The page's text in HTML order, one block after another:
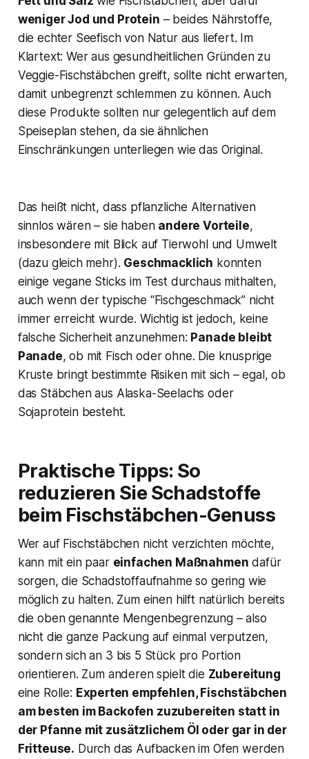
weniger Jod und Protein – beides Nährstoffe,
die echter Seefisch von Natur aus liefert​. Im
Klartext: Wer aus gesundheitlichen Gründen zu
Veggie-Fischstäbchen greift, sollte nicht erwarten,
damit unbegrenzt schlemmen zu können. Auch
diese Produkte sollten nur gelegentlich auf dem
Speiseplan stehen, da sie ähnlichen
Einschränkungen unterliegen wie das Original.
Das heißt nicht, dass pflanzliche Alternativen
sinnlos wären – sie haben andere Vorteile,
insbesondere mit Blick auf Tierwohl und Umwelt
(dazu gleich mehr). Geschmacklich konnten
einige vegane Sticks im Test durchaus mithalten,
auch wenn der typische “Fischgeschmack” nicht
immer erreicht wurde. Wichtig ist jedoch, keine
falsche Sicherheit anzunehmen: Panade bleibt
Panade, ob mit Fisch oder ohne. Die knusprige
Kruste bringt bestimmte Risiken mit sich – egal, ob
das Stäbchen aus Alaska-Seelachs oder
Sojaprotein besteht.
Praktische Tipps: So
reduzieren Sie Schadstoffe
beim Fischstäbchen-Genuss
Wer auf Fischstäbchen nicht verzichten möchte,
kann mit ein paar einfachen Maßnahmen dafür
sorgen, die Schadstoffaufnahme so gering wie
möglich zu halten. Zum einen hilft natürlich bereits
die oben genannte Mengenbegrenzung – also
nicht die ganze Packung auf einmal verputzen,
sondern sich an 3 bis 5 Stück pro Portion
orientieren. Zum anderen spielt die Zubereitung
eine Rolle: Experten empfehlen, Fischstäbchen
am besten im Backofen zuzubereiten statt in
der Pfanne mit zusätzlichem Öl oder gar in der
Fritteuse​. Durch das Aufbacken im Ofen werden